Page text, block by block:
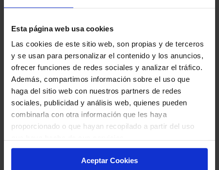
Esta página web usa cookies
Las cookies de este sitio web, son propias y de terceros
y se usan para personalizar el contenido y los anuncios,
ofrecer funciones de redes sociales y analizar el tráfico.
Además, compartimos información sobre el uso que
haga del sitio web con nuestros partners de redes
sociales, publicidad y análisis web, quienes pueden
combinarla con otra información que les haya
proporcionado o que hayan recopilado a partir del uso
Aceptar Cookies